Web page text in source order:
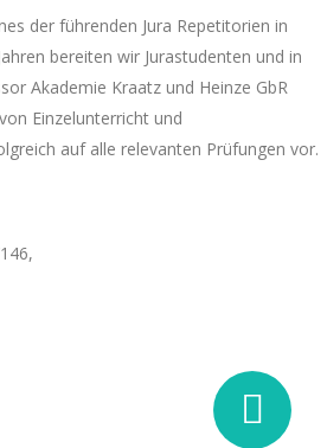
der führenden Jura Repetitorien in
bereiten wir Jurastudenten und in
Akademie Kraatz und Heinze GbR
Einzelunterricht und
auf alle relevanten Prüfungen vor.